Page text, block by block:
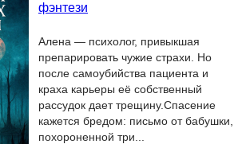
фэнтези
Алена — психолог, привыкшая
препарировать чужие страхи. Но
после самоубийства пациента и
краха карьеры её собственный
рассудок дает трещину.Спасение
кажется бредом: письмо от бабушки,
похороненной три...